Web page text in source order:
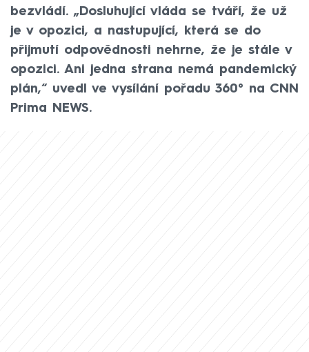
bezvládí. „Dosluhující vláda se tváří, že už
je v opozici, a nastupující, která se do
přijmutí odpovědnosti nehrne, že je stále v
opozici. Ani jedna strana nemá pandemický
plán,“ uvedl ve vysílání pořadu 360° na CNN
Prima NEWS.